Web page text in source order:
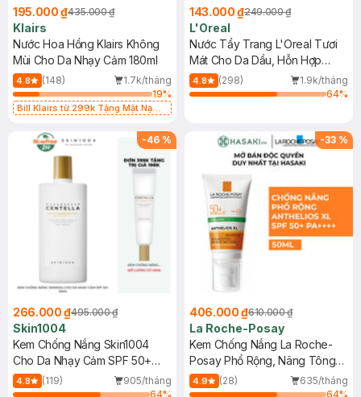
195.000 ₫435.000 ₫
Klairs
Nước Hoa Hồng Klairs Không
Mùi Cho Da Nhạy Cảm 180ml
4.8 (148)
1.7k/tháng
19%
Bill Klairs từ 299k Tặng Mặt Nạ
25ml (SL Có Hạn)
143.000 ₫249.000 ₫
L'Oreal
Nước Tẩy Trang L'Oreal Tươi
Mát Cho Da Dầu, Hỗn Hợp
400ml
4.8 (298)
1.9k/tháng
64%
-46 %
266.000 ₫495.000 ₫
Skin1004
Kem Chống Nắng Skin1004
Cho Da Nhạy Cảm SPF 50+
50ml
4.8 (119)
905/tháng
64%
-33 %
406.000 ₫610.000 ₫
La Roche-Posay
Kem Chống Nắng La Roche-
Posay Phổ Rộng, Nâng Tông
Kiềm Dầu 50ml
4.9 (28)
635/tháng
64%